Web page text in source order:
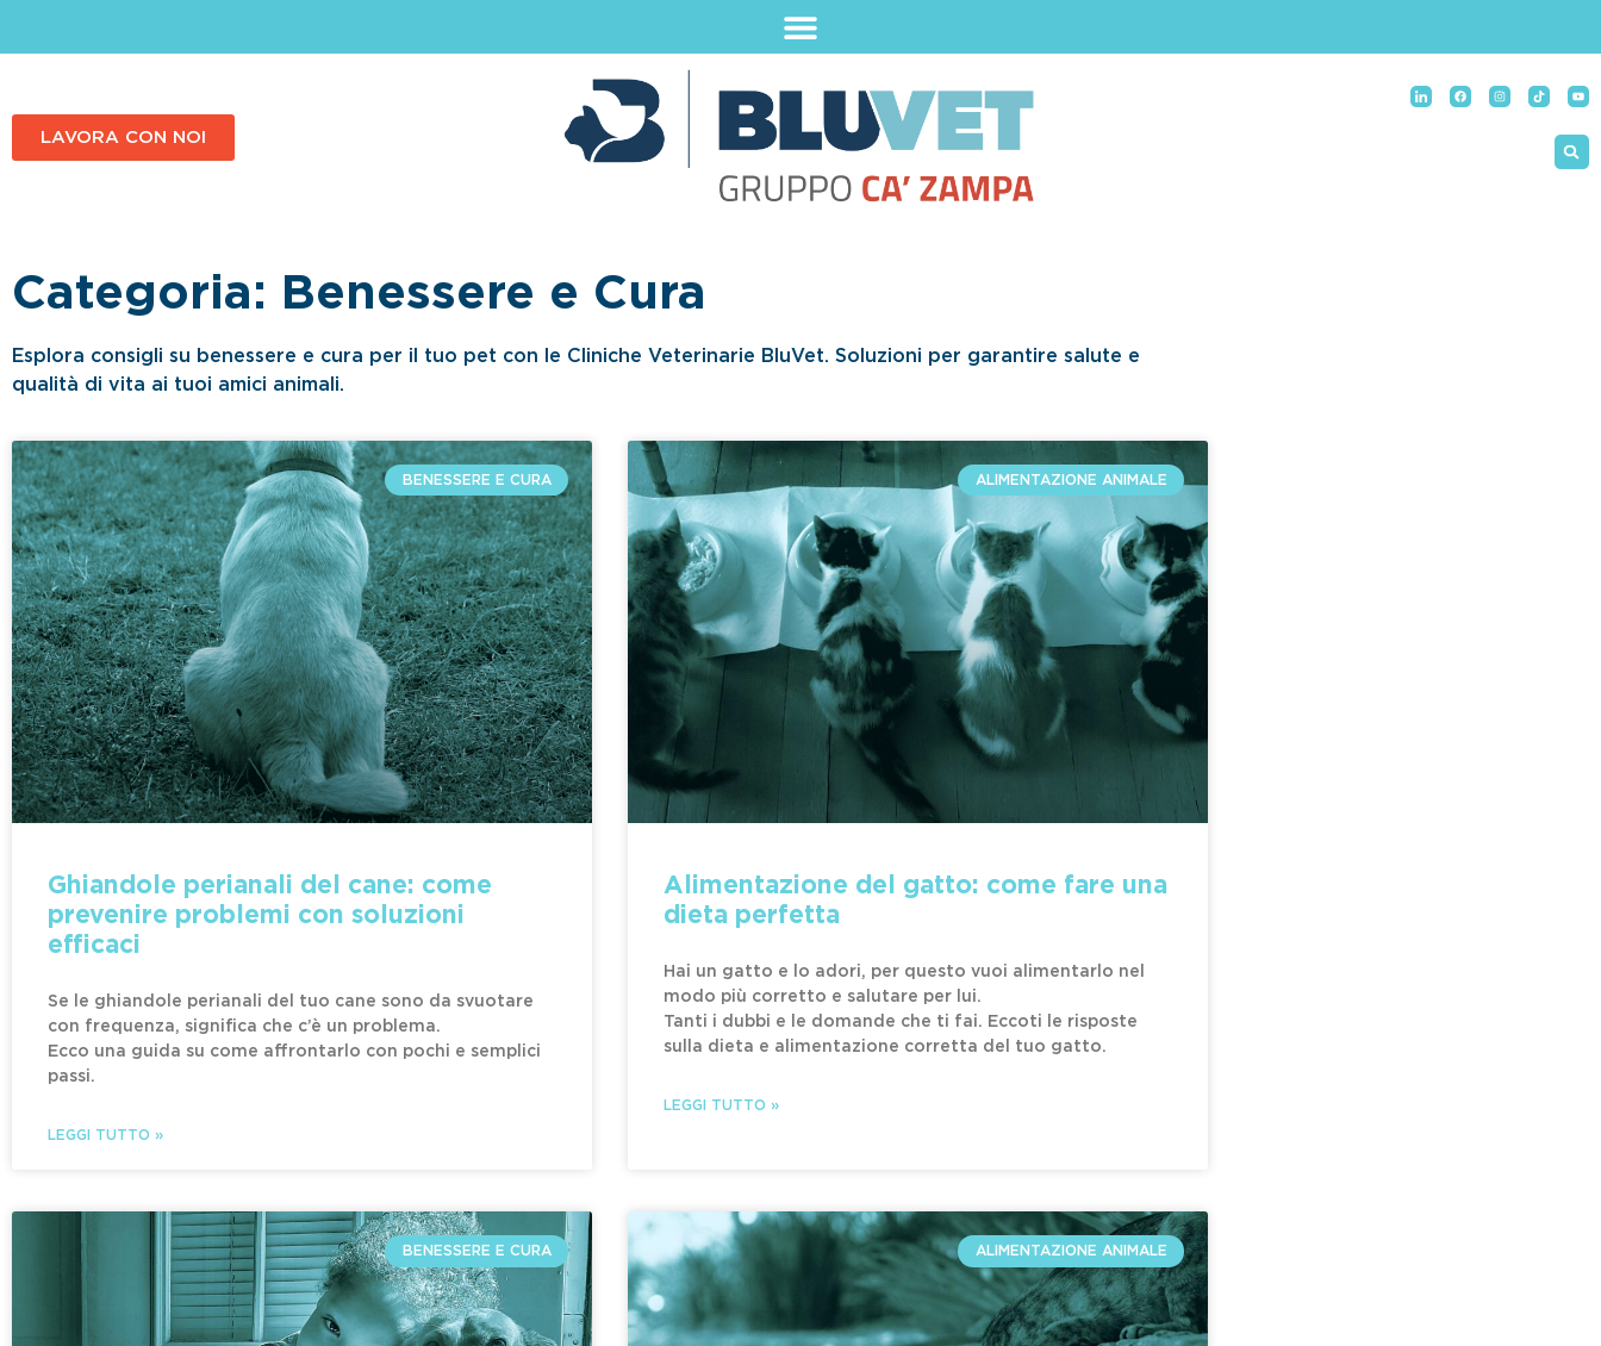
LAVORA CON NOI
Categoria: Benessere e Cura
Esplora consigli su benessere e cura per il tuo pet con le Cliniche Veterinarie BluVet. Soluzioni per garantire salute e
qualità di vita ai tuoi amici animali.
BENESSERE E CURA
Ghiandole perianali del cane: come
prevenire problemi con soluzioni
efficaci
Se le ghiandole perianali del tuo cane sono da svuotare
con frequenza, significa che c’è un problema.
Ecco una guida su come affrontarlo con pochi e semplici
passi.
LEGGI TUTTO »
ALIMENTAZIONE ANIMALE
Alimentazione del gatto: come fare una
dieta perfetta
Hai un gatto e lo adori, per questo vuoi alimentarlo nel
modo più corretto e salutare per lui.
Tanti i dubbi e le domande che ti fai. Eccoti le risposte
sulla dieta e alimentazione corretta del tuo gatto.
LEGGI TUTTO »
BENESSERE E CURA ALIMENTAZIONE ANIMALE